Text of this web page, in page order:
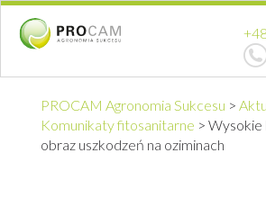
PROCAM Agronomia Sukcesu >
Komunikaty fitosanitarne > Wysokie
obraz uszkodzeń na oziminach